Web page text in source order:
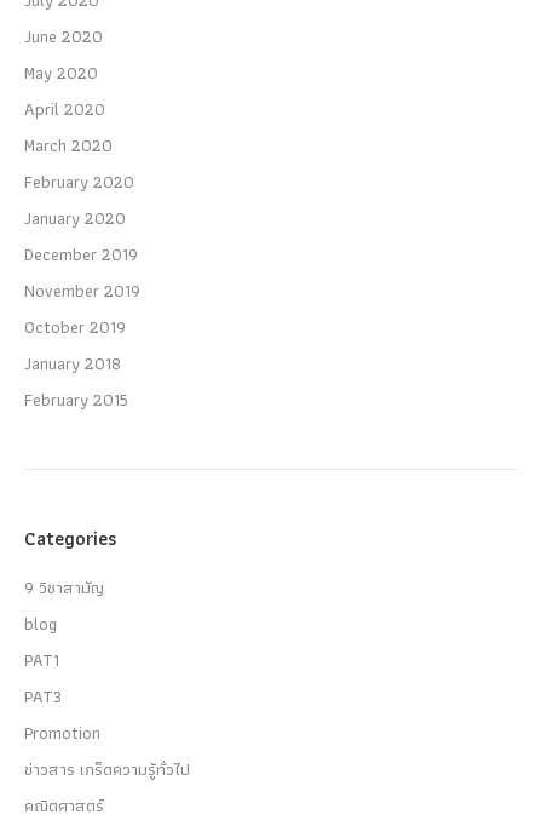
June 2020
May 2020
April 2020
March 2020
February 2020
January 2020
December 2019
November 2019
October 2019
January 2018
February 2015
Categories
9 วิชาสามัญ
blog
PAT1
PAT3
Promotion
ข่าวสาร เกร็ดความรู้ทั่วไป
คณิตศาสตร์